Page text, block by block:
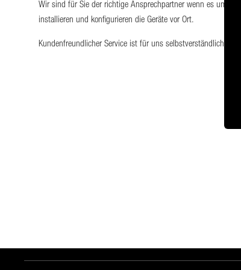
Wir sind für Sie der richtige Ansprechpartner wenn es um
installieren und konfigurieren die Geräte vor Ort.
Kundenfreundlicher Service ist für uns selbstverständlich.